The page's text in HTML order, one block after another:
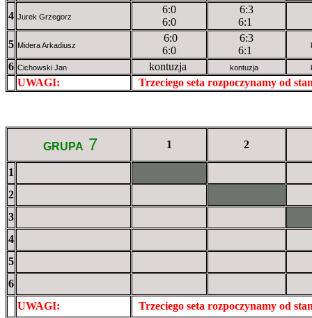
4 Jurek Grzegorz
6:0
6:0
6:3
6:1
5 Midera Arkadiusz
6:0
6:0
6:3
6:1
6 Cichowski Jan kontuzja kontuzja
UWAGI: Trzeciego seta rozpoczynamy od
GRUPA 7 1 2
1
2
3
4
5
6
UWAGI:
Trzeciego seta rozpoczynamy od